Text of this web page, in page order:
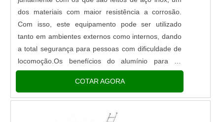
dos materiais com maior resistência a corrosão.
Com isso, este equipamento pode ser utilizado
tanto em ambientes externos como internos, dando
a total segurança para pessoas com dificuldade de
locomoção.Os benefícios do alumínio para os
corrimões É um material que dura muito tempo Tem
propriedades antioxidantes É ....
COTAR AGORA